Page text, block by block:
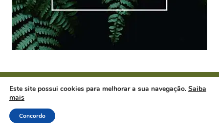
Páginas
Home
Contato
Este site possui cookies para melhorar a sua navegação. Saiba
mais
Concordo